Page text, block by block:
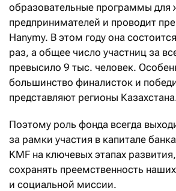
образовательные программы для
предпринимателей и проводит
Hanymy. В этом году она
раз, а общее число участниц за
превысило 9 тыс. человек.
большинство финалисток и
представляют регионы
Поэтому роль фонда всегда
за рамки участия в капитале
KMF на ключевых этапах
сохранять преемственность
и социальной миссии.